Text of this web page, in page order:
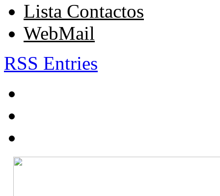
Lista Contactos
WebMail
RSS Entries